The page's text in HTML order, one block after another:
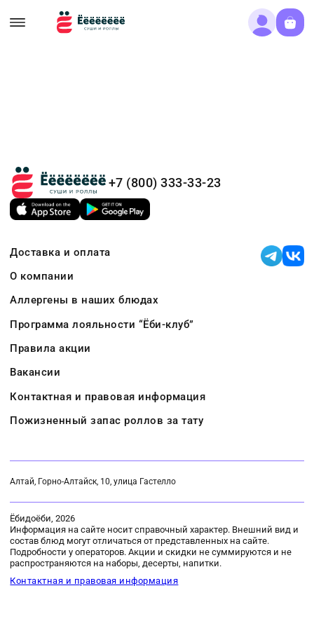
+7 (800) 333-33-23
Доставка и оплата
О компании
Аллергены в наших блюдах
Программа лояльности “Ёби-клуб”
Правила акции
Вакансии
Контактная и правовая информация
Пожизненный запас роллов за тату
Алтай, Горно-Алтайск, 10, улица Гастелло
Ёбидоёби, 2026
Информация на сайте носит справочный характер. Внешний вид и
состав блюд могут отличаться от представленных на сайте.
Подробности у операторов. Акции и скидки не суммируются и не
распространяются на наборы, десерты, напитки.
Контактная и правовая информация